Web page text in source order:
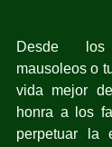
Desde los
mausoleos o
vida mejor
honra a los
perpetuar la